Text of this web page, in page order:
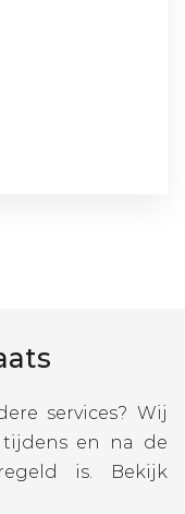
services? Wij
tijdens en na de
is. Bekijk